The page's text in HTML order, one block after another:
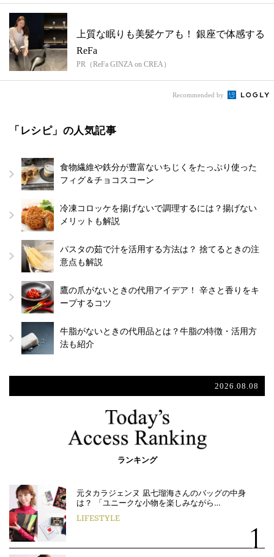
上質な眠りも美髪ケアも！ 銀座で体感する
ReFa
PR（ReFa GINZA on CREA）
Recommended by
「レシピ」の人気記事
食物繊維や鉄分が豊富ないちじくをたっぷり使った
フィグ＆チョコスコーン
冷凍コロッケを揚げないで調理するには？揚げない
メリットも解説
パスタの茹で汁を活用する方法は？ 捨てるときの注
意点も解説
鷹の爪がないときの代用アイデア！ 辛さと香りをキ
ープするコツ
牛脂がないときの代用品とは？牛脂の特徴・活用方
法も紹介
2026.08.08
ランキング
元タカラジェンヌ 凪七瑠海さんのバッグの中身
は？ 「ユニークな小物を楽しみながら…
LIFESTYLE